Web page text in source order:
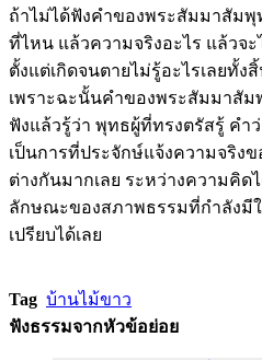
ถ้าไม่ได้ฟังคำของพระสัมมาสัมพุ
ที่ไหน แล้วความจริงอะไร แล้วจ
ตั้งแต่เกิดจนตายไม่รู้อะไรเลยทั้ง
เพราะฉะนั้นคำของพระสัมมาสัม
ฟังแล้วรู้ว่า พุทธผู้ที่ทรงตรัสรู้ คำ
เป็นการที่ประจักษ์แจ้งความจริง
ต่างกันมากเลย ระหว่างความคิด
ลักษณะของสภาพธรรมที่กำลังมี
เปรียบได้เลย
Tag บ้านไม้ขาว
ฟังธรรมจากหัวข้อย่อย